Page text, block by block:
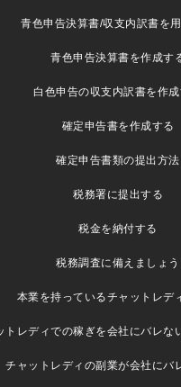
青色申告決算書/収支内訳書を
青色申告決算書を作成す
白色申告の収支内訳書を作成
確定申告書を作成する
確定申告書類の提出方法
税務署に提出する
税金を納付する
税務調査に備えましょう
本業を持っているチャットレデ
トレディでの稼ぎを会社にバレな
チャットレディの副業が会社にバ